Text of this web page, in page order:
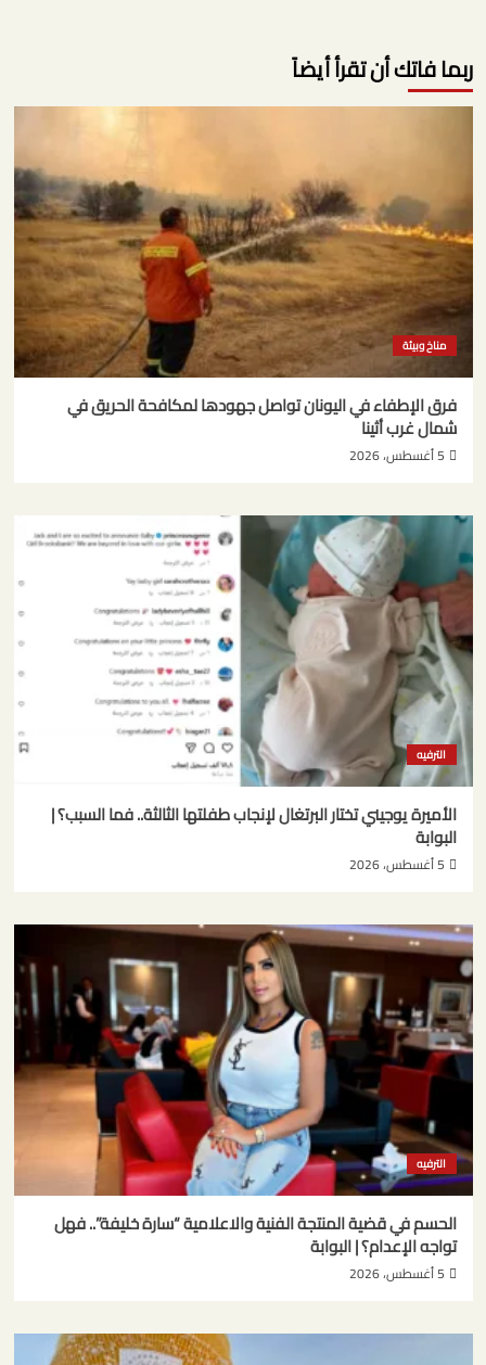
ربما فاتك أن تقرأ أيضاً
مناخ وبيئة
فرق الإطفاء في اليونان تواصل جهودها لمكافحة الحريق في
شمال غرب أثينا
5 أغسطس، 2026
الترفيه
الأميرة يوجيني تختار البرتغال لإنجاب طفلتها الثالثة.. فما السبب؟ |
البوابة
5 أغسطس، 2026
الترفيه
الحسم في قضية المنتجة الفنية والاعلامية “سارة خليفة”.. فهل
تواجه الإعدام؟ | البوابة
5 أغسطس، 2026